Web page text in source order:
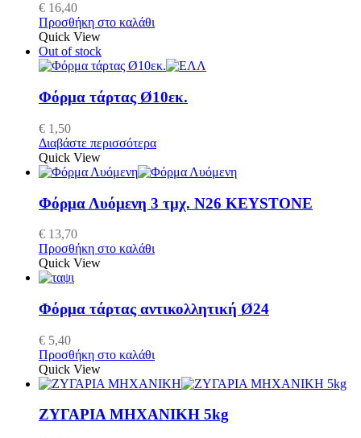
€ 16,40
Προσθήκη στο καλάθι
Quick View
Out of stock
Φόρμα τάρτας Ø10εκ.
€ 1,50
Διαβάστε περισσότερα
Quick View
Φόρμα Λυόμενη 3 τμχ. N26 KEYSTONE
€ 13,70
Προσθήκη στο καλάθι
Quick View
Φόρμα τάρτας αντικολλητική Ø24
€ 5,40
Προσθήκη στο καλάθι
Quick View
ΖΥΓΑΡΙΑ ΜΗΧΑΝΙΚΗ 5kg